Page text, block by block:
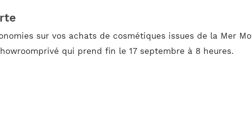
sur vos achats de cosmétiques issues de la Mer
qui prend fin le 17 septembre à 8 heures.